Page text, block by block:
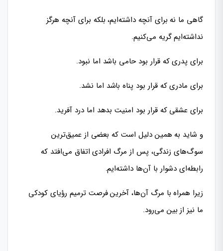
گاهی ما نه برای آنچه داشته‌ایم، بلکه برای آنچه هرگز
نداشته‌ایم گریه می‌کنیم.
برای پدری که قرار بود حامی باشد اما نبود.
برای مادری که قرار بود پناه باشد اما نشد.
برای عشقی که قرار بود امنیت بدهد اما درد آفرید.
و شاید به همین دلیل است که بعضی از عمیق‌ترین
سوگ‌های زندگی، پس از مرگ افرادی اتفاق می‌افتد که
رابطه‌ای دشوار با آن‌ها داشته‌ایم.
زیرا همراه با مرگ آن‌ها، آخرین فرصت ترمیم رؤیای کودکی
ما نیز از بین می‌رود.